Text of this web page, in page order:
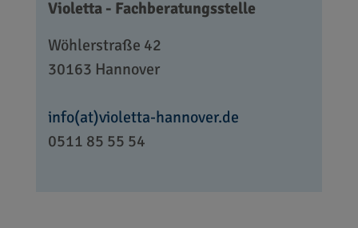
Violetta - Fachberatungsstelle
Wöhlerstraße 42
30163 Hannover
info(at)violetta-hannover.de
0511 85 55 54